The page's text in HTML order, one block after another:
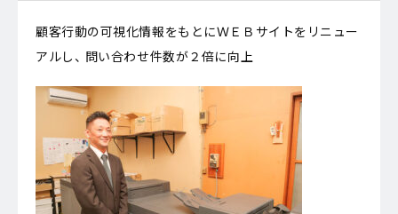
顧客行動の可視化情報をもとにＷＥＢサイトをリニュー
アルし、 問い合わせ件数が２倍に向上